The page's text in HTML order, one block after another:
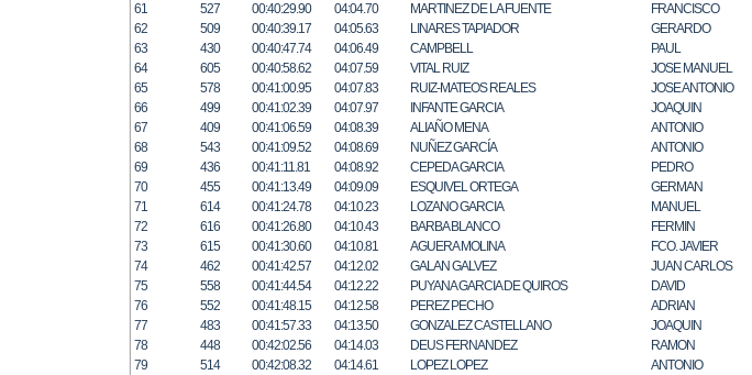
61
527 00:40:29.90 04:04.70 MARTINEZ DE LA FUENTE FRANCISCO
62
509 00:40:39.17 04:05.63 LINARES TAPIADOR GERARDO
63
430 00:40:47.74 04:06.49 CAMPBELL PAUL
64
605 00:40:58.62 04:07.59 VITAL RUIZ JOSE MANUEL
65
578 00:41:00.95 04:07.83 RUIZ-MATEOS REALES JOSE ANTONIO
66
499 00:41:02.39 04:07.97 INFANTE GARCIA JOAQUIN
67
409 00:41:06.59 04:08.39 ALIAÑO MENA ANTONIO
68
543 00:41:09.52 04:08.69 NUÑEZ GARCÍA ANTONIO
69
436 00:41:11.81 04:08.92 CEPEDA GARCIA PEDRO
70
455 00:41:13.49 04:09.09 ESQUIVEL ORTEGA GERMAN
71
614 00:41:24.78 04:10.23 LOZANO GARCIA MANUEL
72
616 00:41:26.80 04:10.43 BARBA BLANCO FERMIN
73
615 00:41:30.60 04:10.81 AGUERA MOLINA FCO. JAVIER
74
462 00:41:42.57 04:12.02 GALAN GALVEZ JUAN CARLOS
75
558 00:41:44.54 04:12.22 PUYANA GARCIA DE QUIROS DAVID
76
552 00:41:48.15 04:12.58 PEREZ PECHO ADRIAN
77
483 00:41:57.33 04:13.50 GONZALEZ CASTELLANO JOAQUIN
78
448 00:42:02.56 04:14.03 DEUS FERNANDEZ RAMON
79
514 00:42:08.32 04:14.61 LOPEZ LOPEZ ANTONIO